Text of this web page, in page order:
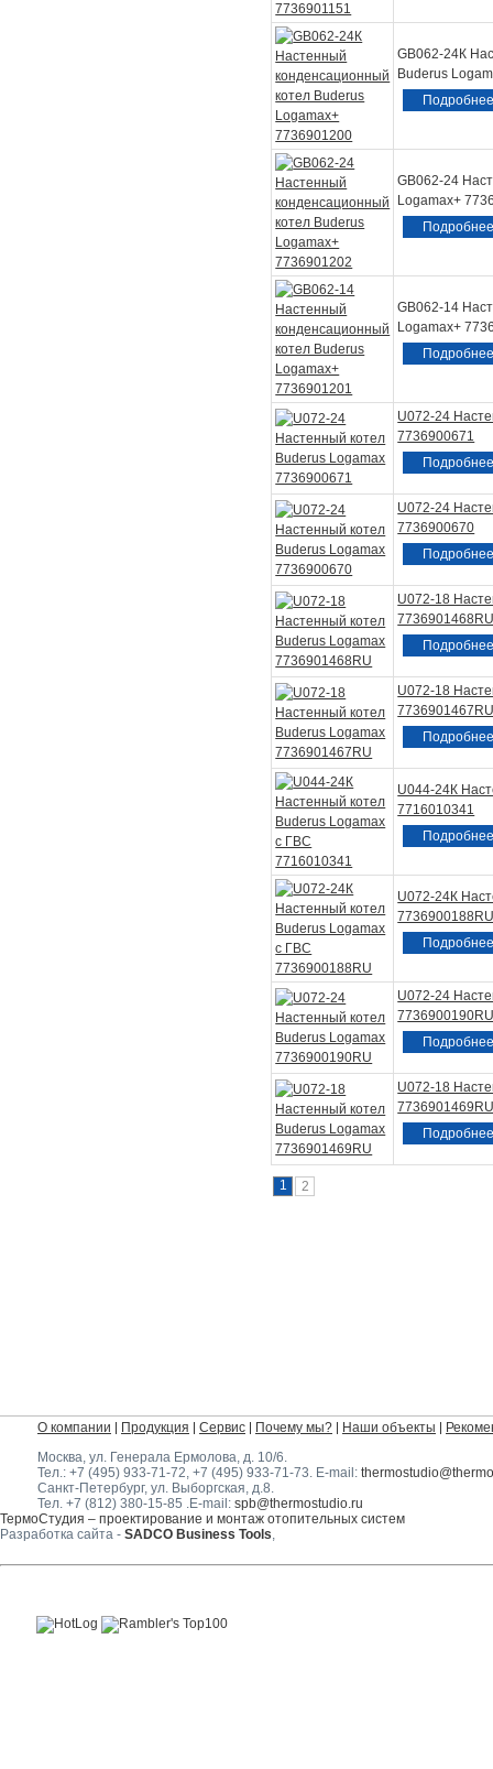
GB062-24К
Buderus
Подробнее
GB062-24
Logamax+
Подробнее
GB062-14
Logamax+
Подробнее
U072-24
7736900671
Подробнее
U072-24
7736900670
Подробнее
U072-18
Подробнее
U072-18
Подробнее
U044-24К
7716010341
Подробнее
U072-24К
Подробнее
U072-24
Подробнее
U072-18
Подробнее
1 2
О компании Продукция Сервис Почему мы? Наши объекты
Москва, ул. Генерала Ермолова, д. 10/6.
Тел.: +7 (495) 933-71-72, +7 (495) 933-71-73. E-mail:
Санкт-Петербург, ул. Выборгская, д.8.
Тел. +7 (812) 380-15-85 .E-mail: spb@thermostudio.ru
ТермоСтудия – проектирование и монтаж отопительных систем
Разработка сайта - SADCO Business Tools,